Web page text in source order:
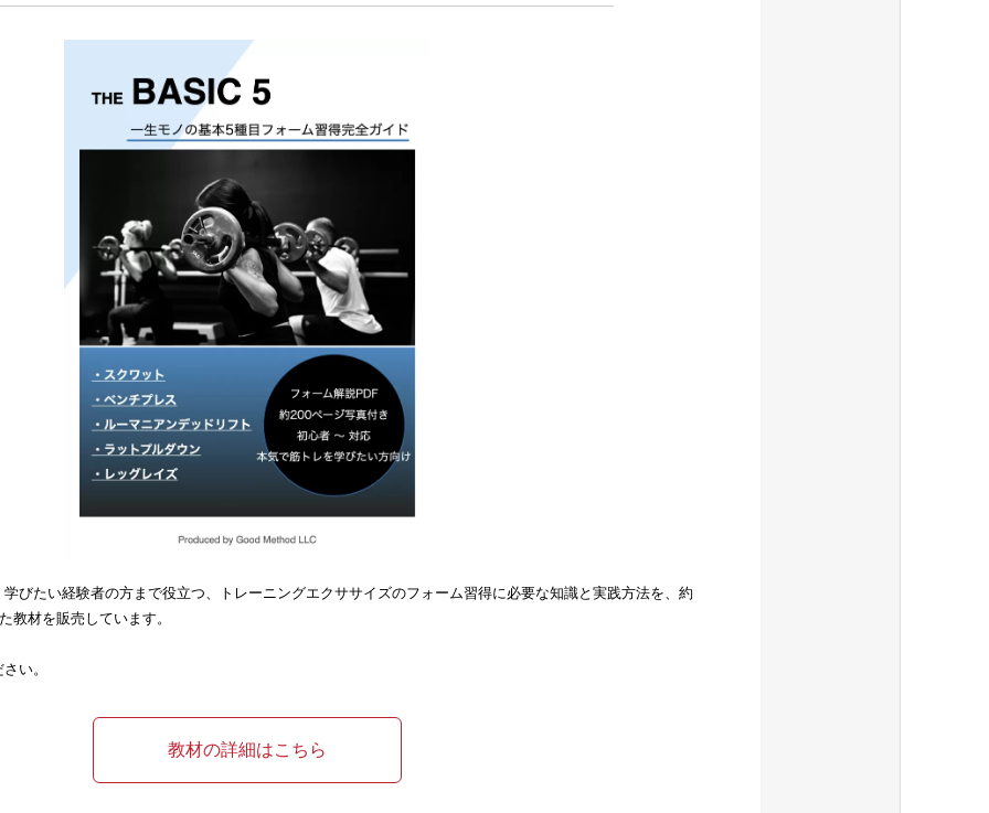
びたい経験者の方まで役立つ、トレーニングエクササイズのフォーム習得に必要な知識と実践方法を、約
教材を販売しています。
い。
教材の詳細はこちら